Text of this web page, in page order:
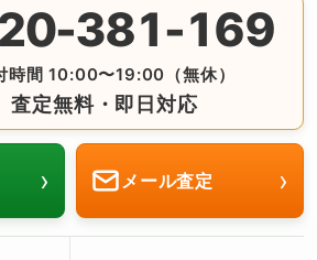
381-169
時間 10:00〜19:00（無休）
査定無料・即日対応
見積もり お問合せは番号をタップ♪
› メール査定 ›